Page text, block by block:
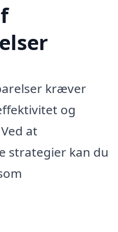
kræver
og
at
strategier kan du